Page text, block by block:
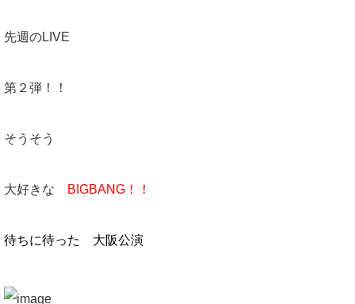
先週のLIVE
第２弾！！
そうそう
大好きな BIGBANG！！
待ちに待った 大阪公演